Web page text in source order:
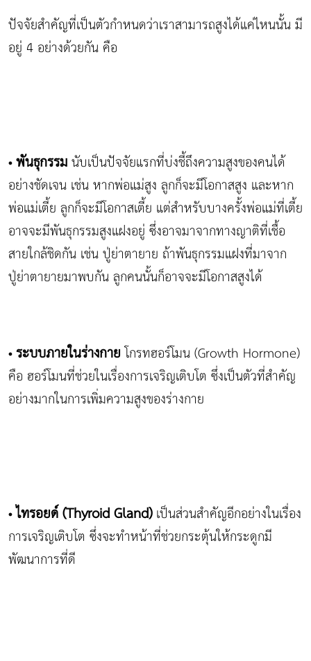
ปัจจัยสำคัญที่เป็นตัวกำหนดว่าเราสามารถสูงได้แค่ไหนนั้น มี
อยู่ 4 อย่างด้วยกัน คือ
• พันธุกรรมนับเป็นปัจจัยแรกที่บ่งชี้ถึงความสูงของคนได้
อย่างชัดเจน เช่น หากพ่อแม่สูง ลูกก็จะมีโอกาสสูง และหาก
พ่อแม่เตี้ย ลูกก็จะมีโอกาสเตี้ย แต่สำหรับบางครั้งพ่อแม่ที่เตี้ย
อาจจะมีพันธุกรรมสูงแฝงอยู่ ซึ่งอาจมาจากทางญาติที่เชื้อ
สายใกล้ชิดกัน เช่น ปู่ย่าตายาย ถ้าพันธุกรรมแฝงที่มาจาก
ปู่ย่าตายายมาพบกัน ลูกคนนั้นก็อาจจะมีโอกาสสูงได้
•ระบบภายในร่างกายโกรทฮอร์โมน (Growth Hormone)
คือ ฮอร์โมนที่ช่วยในเรื่องการเจริญเติบโต ซึ่งเป็นตัวที่สำคัญ
อย่างมากในการเพิ่มความสูงของร่างกาย
•ไทรอยด์ (Thyroid Gland)เป็นส่วนสำคัญอีกอย่างในเรื่อง
การเจริญเติบโต ซึ่งจะทำหน้าที่ช่วยกระตุ้นให้กระดูกมี
พัฒนาการที่ดี